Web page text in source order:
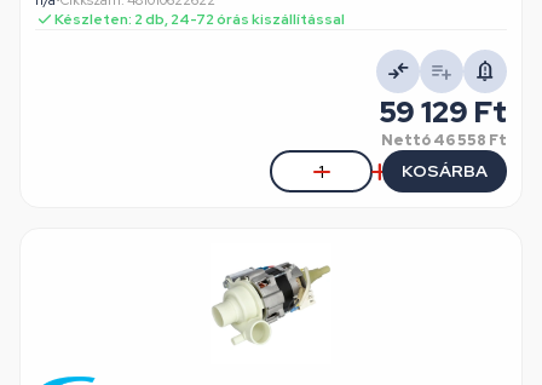
Készleten: 2 db, 24-72 órás kiszállítással
59 129 Ft
Nettó46 558 Ft
KOSÁRBA